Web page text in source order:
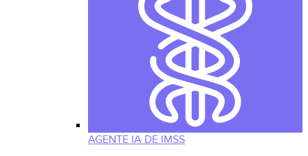
AGENTE IA DE IMSS